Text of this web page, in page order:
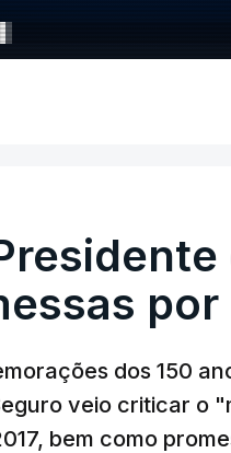
dos 150
veio criticar o
bem como